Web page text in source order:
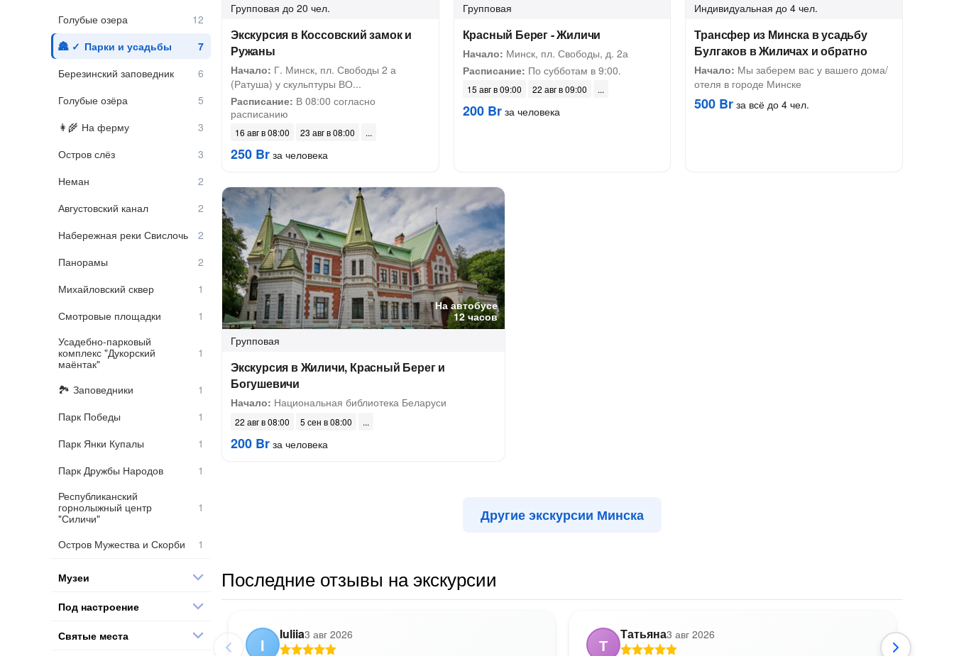
Групповая до 20 чел.
Экскурсия в Коссовский замок и
Ружаны
Начало: Г. Минск, пл. Свободы 2 а
(Ратуша) у скульптуры ВО...
Расписание: В 08:00 согласно
расписанию
16 авг в 08:00 23 авг в 08:00
250 Br за человека
Групповая
Красный Берег - Жиличи
Начало: Минск, пл. Свободы, д. 2а
Расписание: По субботам в 9:00.
15 авг в 09:00 22 авг в 09:00
200 Brза человека
Индивидуальная до 4 чел.
Трансфер из Минска в усадьбу
Булгаков в Жиличах и обратно
Начало: Мы заберем вас у вашего дома/
отеля в городе Минске
500 Br за всё до 4 чел.
На автобусе
12 часов
Групповая
Экскурсия в Жиличи, Красный Берег и
Богушевичи
Начало: Национальная библиотека Беларуси
22 авг в 08:00 5 сен в 08:00
200 Br за человека
Другие экскурсии Минска
Последние отзывы на экскурсии
I
Iuliia3 авг 2026
Т
Татьяна3 авг 2026
Голубые озера
Парки и усадьбы
Березинский заповедник
Голубые озёра
На ферму
Остров слёз
Неман
Августовский канал
Набережная реки Свислочь
Панорамы
Михайловский сквер
Смотровые площадки
Усадебно-парковый
комплекс "Дукорский
маёнтак"
Заповедники
Парк Победы
Парк Янки Купалы
Парк Дружбы Народов
Республиканский
горнолыжный центр
"Силичи"
Остров Мужества и Скорби
Музеи
Под настроение
Святые места